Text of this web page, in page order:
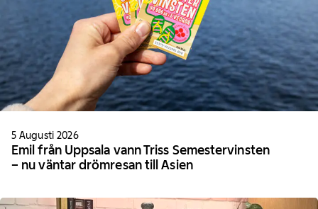
5 Augusti 2026
Emil från Uppsala vann Triss Semestervinsten
– nu väntar drömresan till Asien